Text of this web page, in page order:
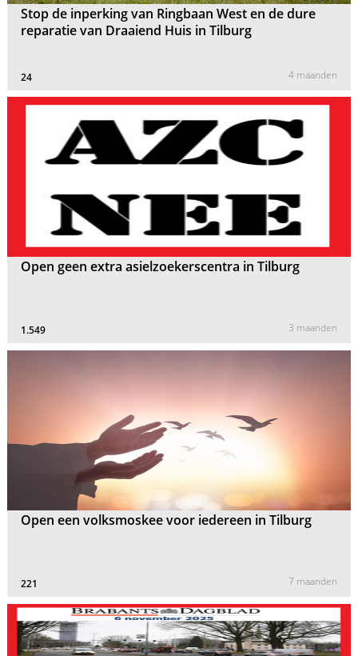
Stop de inperking van Ringbaan West en de dure
reparatie van Draaiend Huis in Tilburg
24 4 maanden
Open geen extra asielzoekerscentra in Tilburg
1.549 3 maanden
Open een volksmoskee voor iedereen in Tilburg
221 7 maanden